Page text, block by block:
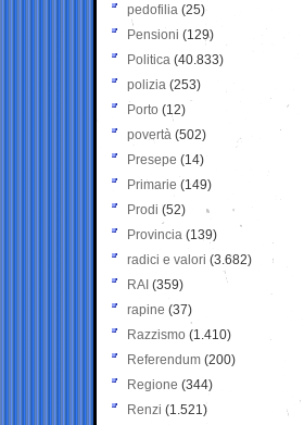
pedofilia (25)
Pensioni (129)
Politica (40.833)
polizia (253)
Porto (12)
povertà (502)
Presepe (14)
Primarie (149)
Prodi (52)
Provincia (139)
radici e valori (3.682)
RAI (359)
rapine (37)
Razzismo (1.410)
Referendum (200)
Regione (344)
Renzi (1.521)